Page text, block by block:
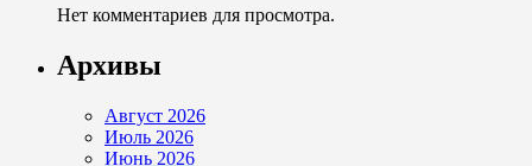
Нет комментариев для просмотра.
Архивы
Август 2026
Июль 2026
Июнь 2026